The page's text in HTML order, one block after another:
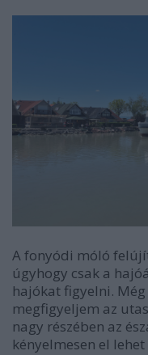
A fonyódi móló
úgyhogy csak a
hajókat figyelni.
megfigyeljem az
nagy részében az
kényelmesen el